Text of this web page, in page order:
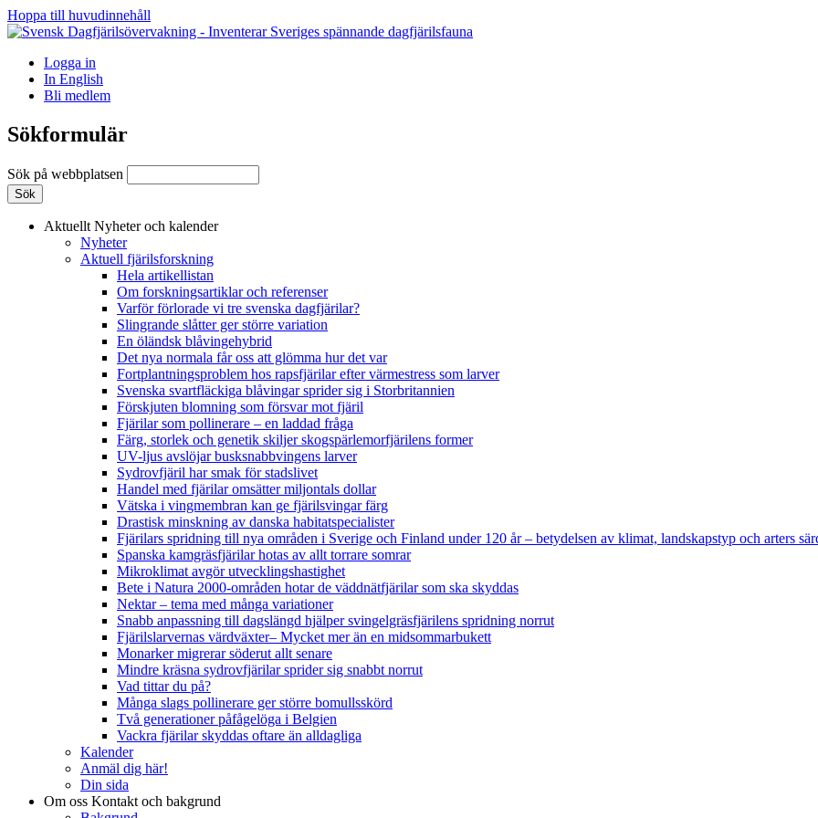
Hoppa till huvudinnehåll
Logga in
In English
Bli medlem
Sökformulär
Sök på webbplatsen
Aktuellt Nyheter och kalender
Nyheter
Aktuell fjärilsforskning
Hela artikellistan
Om forskningsartiklar och referenser
Varför förlorade vi tre svenska dagfjärilar?
Slingrande slåtter ger större variation
En öländsk blåvingehybrid
Det nya normala får oss att glömma hur det var
Fortplantningsproblem hos rapsfjärilar efter värmestress som larver
Svenska svartfläckiga blåvingar sprider sig i Storbritannien
Förskjuten blomning som försvar mot fjäril
Fjärilar som pollinerare – en laddad fråga
Färg, storlek och genetik skiljer skogspärlemorfjärilens former
UV-ljus avslöjar busksnabbvingens larver
Sydrovfjäril har smak för stadslivet
Handel med fjärilar omsätter miljontals dollar
Vätska i vingmembran kan ge fjärilsvingar färg
Drastisk minskning av danska habitatspecialister
Fjärilars spridning till nya områden i Sverige och Finland under 120 år– betydelsen av klimat, landskapstyp och arters
Spanska kamgräsfjärilar hotas av allt torrare somrar
Mikroklimat avgör utvecklingshastighet
Bete i Natura 2000-områden hotar de väddnätfjärilar som ska skyddas
Nektar – tema med många variationer
Snabb anpassning till dagslängd hjälper svingelgräsfjärilens spridning norrut
Fjärilslarvernas värdväxter– Mycket mer än en midsommarbukett
Monarker migrerar söderut allt senare
Mindre kräsna sydrovfjärilar sprider sig snabbt norrut
Vad tittar du på?
Många slags pollinerare ger större bomullsskörd
Två generationer påfågelöga i Belgien
Vackra fjärilar skyddas oftare än alldagliga
Kalender
Anmäl dig här!
Din sida
Om oss Kontakt och bakgrund